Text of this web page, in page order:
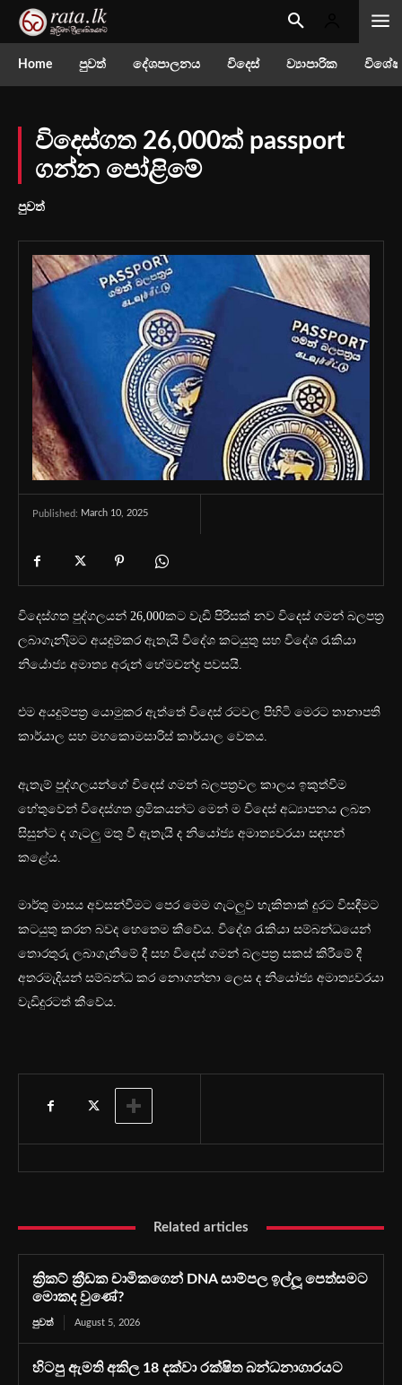
Home පුවත් දේශපාලනය විදෙස් ව්‍යාපාරික
විදෙස්ගත 26,000ක් passport
ගන්න පෝළිමේ
පුවත්
Published: March 10, 2025
විදෙස්ගත පුද්ගලයන් 26,000කට වැඩි පිරිසක් නව විදෙස් ගමන් බලපත්‍ර
ලබාගැනැීමට අයදුම්කර ඇතැයි විදේශ කටයුතු සහ විදේශ රැකියා
නියේාජ්‍ය අමාත්‍ය අරුන් හේමචන්ද්‍ර පවසයි.
එම අයදුම්පත්‍ර යොමුකර ඇත්තේ විදෙස් රටවල පිහිටි මෙරට තානාපති
කාර්යාල සහ මහකොමසාරිස් කාර්යාල වෙතය.
ඇතැම් පුද්ගලයන්ගේ විදෙස් ගමන් බලපත්‍රවල කාලය ඉකුත්වීම
හේතුවෙන් විදෙස්ගත ශ්‍රමිකයන්ට මෙන් ම විදෙස් අධ්‍යාපනය ලබන
සිසුන්ට ද ගැටලු මතු වී ඇතැයි ද නියෝජ්‍ය අමාත්‍යවරයා සඳහන්
කළේය.
මාර්තු මාසය අවසන්වීමට පෙර මෙම ගැටලුව හැකිතාක් දුරට විසඳීමට
කටයුතු කරන බවද හෙතෙම කීවේය. විදේශ රැකියා සම්බන්ධයෙන්
තොරතුරු ලබාගැනීමේ දී සහ විදෙස් ගමන් බලපත්‍ර සකස් කිරීමේ දී
අතරමැදියන් සම්බන්ධ කර නොගන්නා ලෙස ද නියෝජ්‍ය අමාත්‍යවරයා
වැඩිදුරටත් කීවේය.
Related articles
ක්‍රිකට් ක්‍රීඩක චාමිකගෙන් DNA සාම්පල ඉල්ලූ පෙත්සමට
මොකද වුණේ?
පුවත් August 5, 2026
හිටපු ඇමති අකිල 18 දක්වා රක්ෂිත බන්ධනාගාරයට